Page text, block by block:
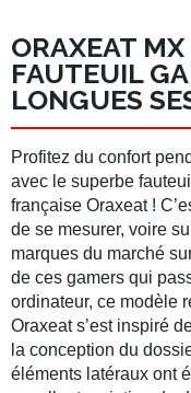
ORAXEAT
FAUTEUIL
LONGUES
Profitez du confort
avec le superbe
française Oraxeat !
de se mesurer, voire
marques du marché
de ces gamers qui
ordinateur, ce modèle
Oraxeat s’est inspiré
la conception du
éléments latéraux ont